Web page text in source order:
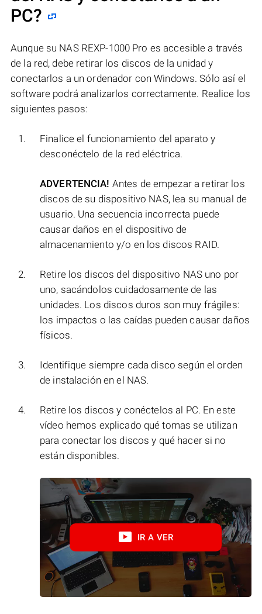
PC?
Aunque su NAS REXP-1000 Pro es accesible a través
de la red, debe retirar los discos de la unidad y
conectarlos a un ordenador con Windows. Sólo así el
software podrá analizarlos correctamente. Realice los
siguientes pasos:
Finalice el funcionamiento del aparato y
desconéctelo de la red eléctrica.
ADVERTENCIA! Antes de empezar a retirar los
discos de su dispositivo NAS, lea su manual de
usuario. Una secuencia incorrecta puede
causar daños en el dispositivo de
almacenamiento y/o en los discos RAID.
Retire los discos del dispositivo NAS uno por
uno, sacándolos cuidadosamente de las
unidades. Los discos duros son muy frágiles:
los impactos o las caídas pueden causar daños
físicos.
Identifique siempre cada disco según el orden
de instalación en el NAS.
Retire los discos y conéctelos al PC. En este
vídeo hemos explicado qué tomas se utilizan
para conectar los discos y qué hacer si no
están disponibles.
IR A VER